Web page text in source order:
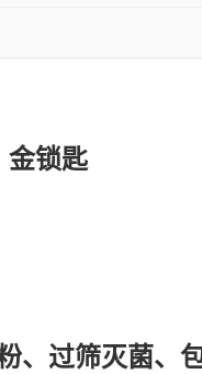
金锁匙
、过筛灭菌、包